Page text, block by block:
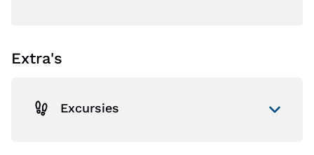
Extra's
Excursies